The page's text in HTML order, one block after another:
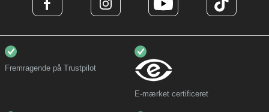
Fremragende på Trustpilot
E-mærket certificeret